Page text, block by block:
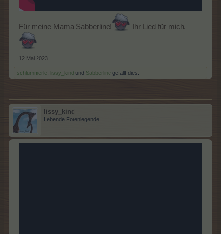
Für meine Mama Sabberline! Ihr Lied für mich.
12 Mai 2023
schlummerle lissy_kind und Sabberline gefällt dies.
lissy_kind
Lebende Forenlegende